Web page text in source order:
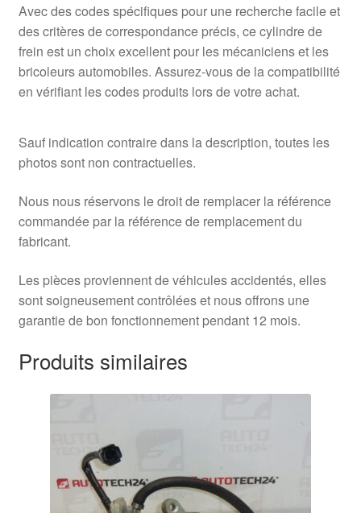
Avec des codes spécifiques pour une recherche facile et
des critères de correspondance précis, ce cylindre de
frein est un choix excellent pour les mécaniciens et les
bricoleurs automobiles. Assurez-vous de la compatibilité
en vérifiant les codes produits lors de votre achat.
Sauf indication contraire dans la description, toutes les
photos sont non contractuelles.
Nous nous réservons le droit de remplacer la référence
commandée par la référence de remplacement du
fabricant.
Les pièces proviennent de véhicules accidentés, elles
sont soigneusement contrôlées et nous offrons une
garantie de bon fonctionnement pendant 12 mois.
Produits similaires